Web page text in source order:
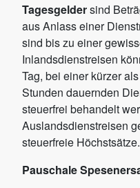
Tagesgeldersind
aus Anlass einer
sind bis zu einer
Inlandsdienstreisen
Tag, bei einer kürzer
Stunden dauernden
steuerfrei behandelt
Auslandsdienstreisen
steuerfreie Höchstsätze.
Pauschale